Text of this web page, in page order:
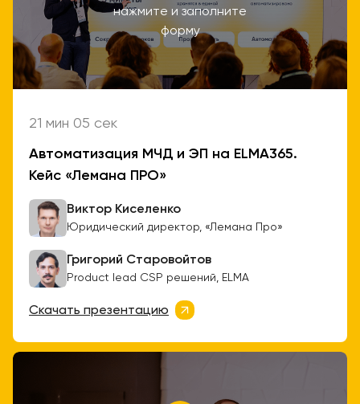
нажмите и заполните
форму
21 мин 05 сек
Автоматизация МЧД и ЭП на ELMA365.
Кейс «Лемана ПРО»
Виктор Киселенко
Юридический директор, «Лемана Про»
Григорий Старовойтов
Product lead CSP решений, ELMA
Скачать презентацию